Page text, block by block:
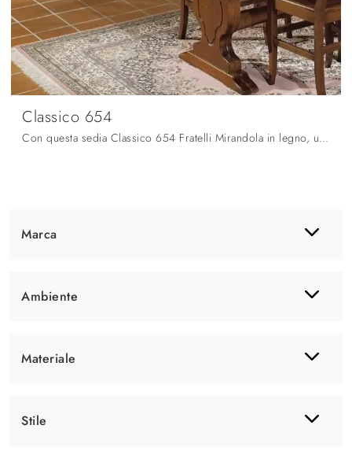
Marca
Ambiente
Materiale
Stile
Classico 654
Con questa sedia Classico 654 Fratelli Mirandola in legno, una delle nostre sedute fisse classiche, potrai arricchire i tuoi spazi.